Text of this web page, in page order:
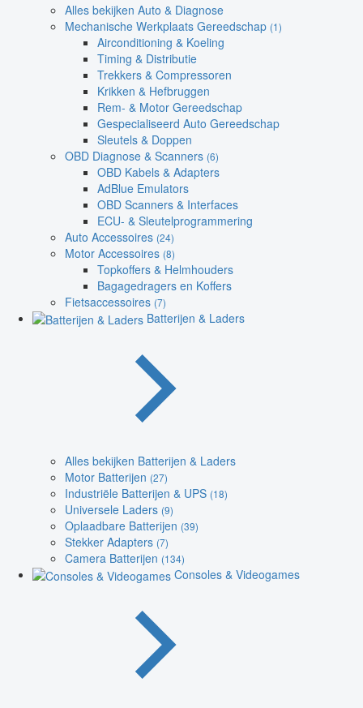
Alles bekijken Auto & Diagnose
Mechanische Werkplaats Gereedschap (1)
Airconditioning & Koeling
Timing & Distributie
Trekkers & Compressoren
Krikken & Hefbruggen
Rem- & Motor Gereedschap
Gespecialiseerd Auto Gereedschap
Sleutels & Doppen
OBD Diagnose & Scanners (6)
OBD Kabels & Adapters
AdBlue Emulators
OBD Scanners & Interfaces
ECU- & Sleutelprogrammering
Auto Accessoires (24)
Motor Accessoires (8)
Topkoffers & Helmhouders
Bagagedragers en Koffers
Fietsaccessoires (7)
Batterijen & Laders
Alles bekijken Batterijen & Laders
Motor Batterijen (27)
Industriële Batterijen & UPS (18)
Universele Laders (9)
Oplaadbare Batterijen (39)
Stekker Adapters (7)
Camera Batterijen (134)
Consoles & Videogames